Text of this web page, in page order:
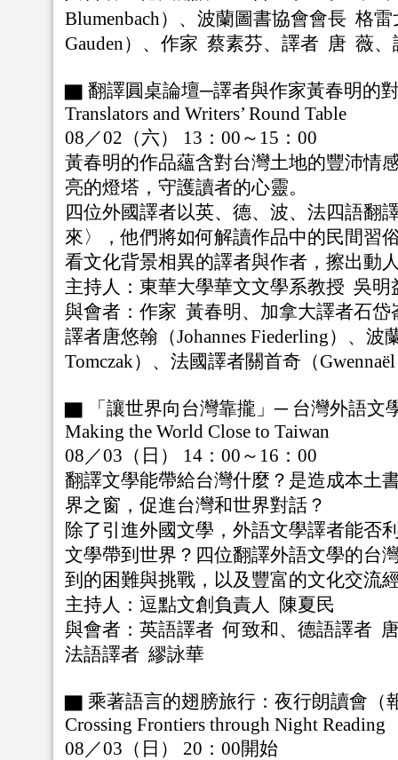
Blumenbach）、波蘭圖書協會會長 格雷
Gauden）、作家 蔡素芬、譯者 唐 薇
▇ 翻譯圓桌論壇─譯者與作家黃春明的
Translators and Writers’ Round Table
08／02（六） 13：00～15：00
黃春明的作品蘊含對台灣土地的豐沛情
亮的燈塔，守護讀者的心靈。
四位外國譯者以英、德、波、法四語翻
來〉，他們將如何解讀作品中的民間習
看文化背景相異的譯者與作者，擦出動
主持人：東華大學華文文學系教授 吳
與會者：作家 黃春明、加拿大譯者石岱
譯者唐悠翰（Johannes Fiederling）、波
Tomczak）、法國譯者關首奇（
▇ 「讓世界向台灣靠攏」─ 台灣外語文
Making the World Close to Taiwan
08／03（日） 14：00～16：00
翻譯文學能帶給台灣什麼？是造成本土
界之窗，促進台灣和世界對話？
除了引進外國文學，外語文學譯者能否
文學帶到世界？四位翻譯外語文學的台
到的困難與挑戰，以及豐富的文化交流
主持人：逗點文創負責人 陳夏民
與會者：英語譯者 何致和、德語譯者
法語譯者 繆詠華
▇ 乘著語言的翅膀旅行：夜行朗讀會（
Crossing Frontiers through Night Reading
08／03（日） 20：00開始